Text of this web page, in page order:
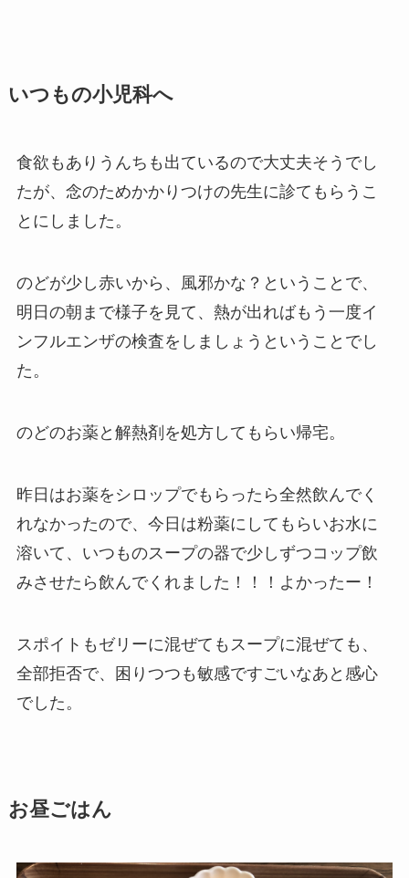
いつもの小児科へ
食欲もありうんちも出ているので大丈夫そうでし
たが、念のためかかりつけの先生に診てもらうこ
とにしました。
のどが少し赤いから、風邪かな？ということで、
明日の朝まで様子を見て、熱が出ればもう一度イ
ンフルエンザの検査をしましょうということでし
た。
のどのお薬と解熱剤を処方してもらい帰宅。
昨日はお薬をシロップでもらったら全然飲んでく
れなかったので、今日は粉薬にしてもらいお水に
溶いて、いつものスープの器で少しずつコップ飲
みさせたら飲んでくれました！！！よかったー！
スポイトもゼリーに混ぜてもスープに混ぜても、
全部拒否で、困りつつも敏感ですごいなあと感心
でした。
お昼ごはん